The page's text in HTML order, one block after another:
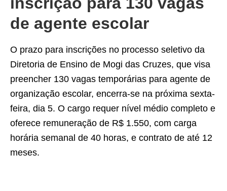
de agente escolar
O prazo para inscrições no processo seletivo da
Diretoria de Ensino de Mogi das Cruzes, que visa
preencher 130 vagas temporárias para agente de
organização escolar, encerra-se na próxima sexta-
feira, dia 5. O cargo requer nível médio completo e
oferece remuneração de R$ 1.550, com carga
horária semanal de 40 horas, e contrato de até 12
meses.